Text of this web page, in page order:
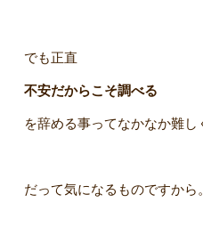
でも正直
不安だからこそ調べる
を辞める事ってなかなか難し
だって気になるものですから。